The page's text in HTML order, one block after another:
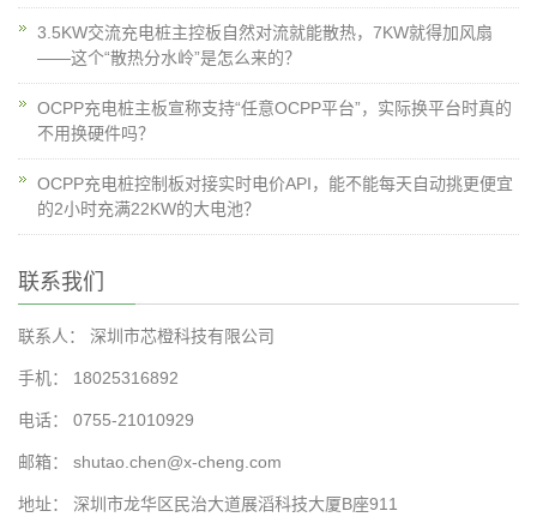
3.5KW交流充电桩主控板自然对流就能散热，7KW就得加风扇
——这个“散热分水岭”是怎么来的？
OCPP充电桩主板宣称支持“任意OCPP平台”，实际换平台时真的
不用换硬件吗？
OCPP充电桩控制板对接实时电价API，能不能每天自动挑更便宜
的2小时充满22KW的大电池？
联系我们
联系人： 深圳市芯橙科技有限公司
手机： 18025316892
电话： 0755-21010929
邮箱： shutao.chen@x-cheng.com
地址： 深圳市龙华区民治大道展滔科技大厦B座911